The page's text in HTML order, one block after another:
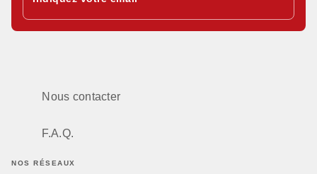
Nous contacter
F.A.Q.
NOS RÉSEAUX